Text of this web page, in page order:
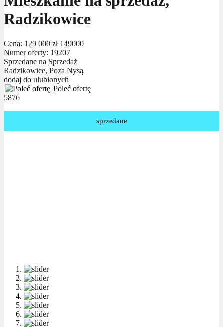
Radzikowice
Cena: 129 000 zł 149000
Numer oferty: 19207
Sprzedane na Sprzedaż
Radzikowice, Poza Nysą
dodaj do ulubionych
Poleć ofertę
5876
sprzedane